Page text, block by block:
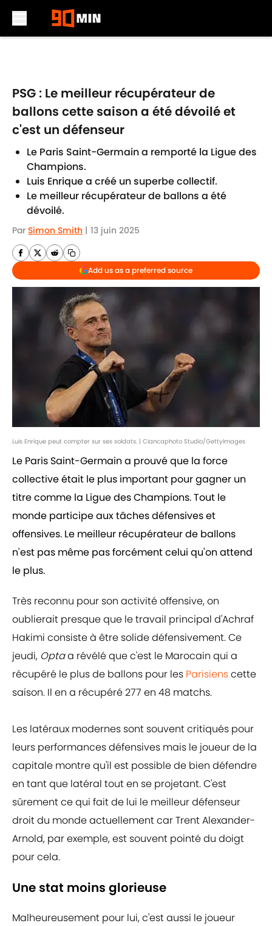
PSG : Le meilleur récupérateur de
ballons cette saison a été dévoilé et
c'est un défenseur
Le Paris Saint-Germain a remporté la Ligue des
Champions.
Luis Enrique a créé un superbe collectif.
Le meilleur récupérateur de ballons a été
dévoilé.
Par Simon Smith | 13 juin 2025
Add us as a preferred source
Luis Enrique peut compter sur ses soldats. | Ciancaphoto Studio/GettyImages
Le Paris Saint-Germain a prouvé que la force
collective était le plus important pour gagner un
titre comme la Ligue des Champions. Tout le
monde participe aux tâches défensives et
offensives. Le meilleur récupérateur de ballons
n'est pas même pas forcément celui qu'on attend
le plus.
Très reconnu pour son activité offensive, on
oublierait presque que le travail principal d'Achraf
Hakimi consiste à être solide défensivement. Ce
jeudi, Optaa révélé que c'est le Marocain qui a
récupéré le plus de ballons pour les Parisienscette
saison. Il en a récupéré 277 en 48 matchs.
Les latéraux modernes sont souvent critiqués pour
leurs performances défensives mais le joueur de la
capitale montre qu'il est possible de bien défendre
en tant que latéral tout en se projetant. C'est
sûrement ce qui fait de lui le meilleur défenseur
droit du monde actuellement car Trent Alexander-
Arnold, par exemple, est souvent pointé du doigt
pour cela.
Une stat moins glorieuse
Malheureusement pour lui, c'est aussi le joueur